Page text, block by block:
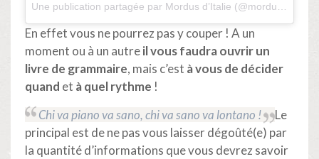
Une publication partagée par Mordus d’Italie (@mordusditalie) le
En effet vous ne pourrez pas y couper ! A un
moment ou à un autreil vous faudra ouvrir un
livre de grammaire, mais c’est à vous de décider
quand et à quel rythme !
Chi va piano va sano, chi va sano va lontano !
Le
principal est de ne pas vous laisser dégoûté(e) par
la quantité d’informations que vous devrez savoir